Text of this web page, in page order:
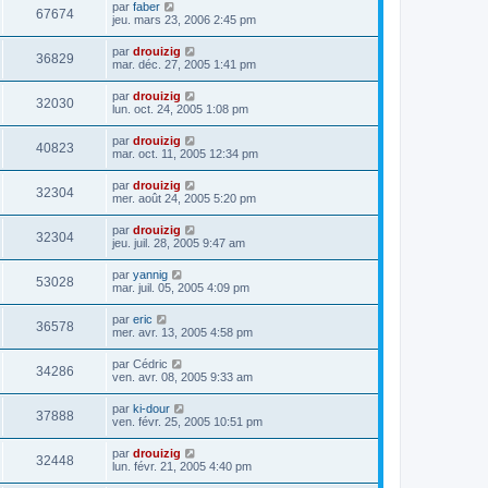
67674 par faber
jeu. mars 23, 2006 2:45 pm
36829 par drouizig
mar. déc. 27, 2005 1:41 pm
32030 par drouizig
lun. oct. 24, 2005 1:08 pm
40823 par drouizig
mar. oct. 11, 2005 12:34 pm
32304 par drouizig
mer. août 24, 2005 5:20 pm
32304 par drouizig
jeu. juil. 28, 2005 9:47 am
53028 par yannig
mar. juil. 05, 2005 4:09 pm
36578 par eric
mer. avr. 13, 2005 4:58 pm
34286 par Cédric
ven. avr. 08, 2005 9:33 am
37888 par ki-dour
ven. févr. 25, 2005 10:51 pm
32448 par drouizig
lun. févr. 21, 2005 4:40 pm